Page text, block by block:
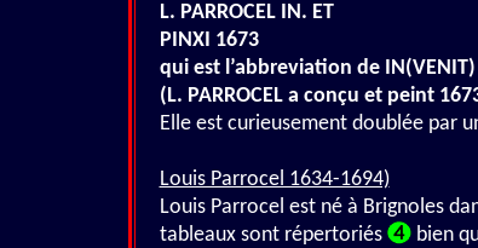
L. PARROCEL IN. ET
PINXI 1673
qui est l’abbreviation de IN(VENIT)
(L. PARROCEL a conçu et peint
Elle est curieusement doublée par
Louis Parrocel 1634-1694)
Louis Parrocel est né à Brignoles
tableaux sont répertoriés
bien